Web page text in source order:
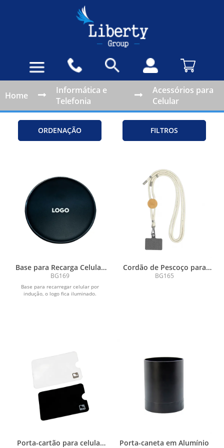
Home
Informática e
Telefonia
Acessórios para
Celular
ORDENAÇÃO FILTROS
Base para Recarga Celular
Luminosa
BG169
Base para recarregar celular por
indução, o logo fica iluminado.
Cordão de Pescoço para
Celular
BG165
Porta-cartão para celular
Porta-caneta em Alumínio